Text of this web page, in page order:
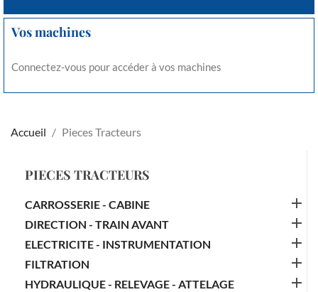
Vos machines
Connectez-vous pour accéder à vos machines
Accueil Pieces Tracteurs
PIECES TRACTEURS
CARROSSERIE - CABINE 
DIRECTION - TRAIN AVANT 
ELECTRICITE - INSTRUMENTATION 
FILTRATION 
HYDRAULIQUE - RELEVAGE - ATTELAGE 